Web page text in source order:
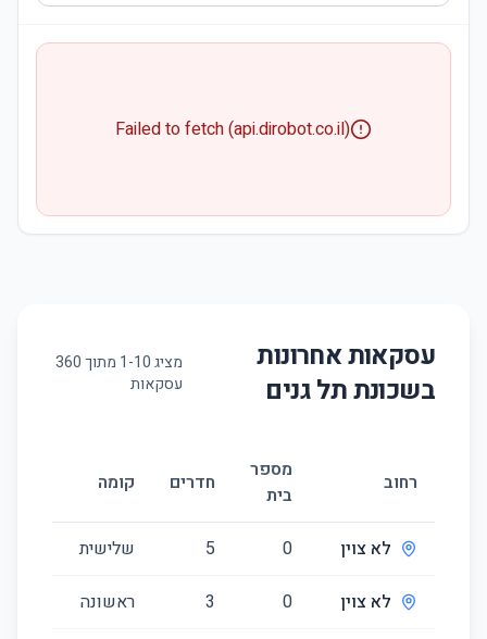
Failed to fetch (api.dirobot.co.il)
עסקאות אחרונות
בשכונתתל גנים
מציג 1-10 מתוך360
עסקאות
רחוב
מספר
בית
חדרים קומה
לא צוין 0
5 שלישית
לא צוין 0
3 ראשונה